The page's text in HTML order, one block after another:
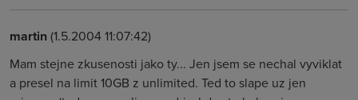
martin(1.5.2004 11:07:42)
Mam stejne zkusenosti jako ty... Jen jsem se nechal vyviklat
a presel na limit 10GB z unlimited. Ted to slape uz jen